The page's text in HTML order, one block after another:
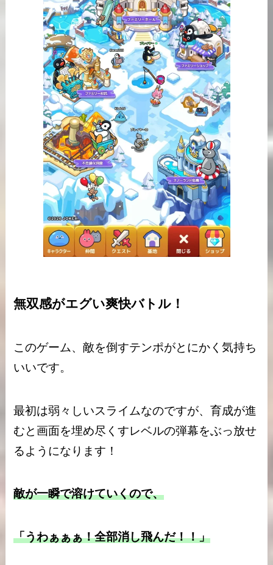
無双感がエグい爽快バトル！
このゲーム、敵を倒すテンポがとにかく気持ち
いいです。
最初は弱々しいスライムなのですが、育成が進
むと画面を埋め尽くすレベルの弾幕をぶっ放せ
るようになります！
敵が一瞬で溶けていくので、
「うわぁぁぁ！全部消し飛んだ！！」